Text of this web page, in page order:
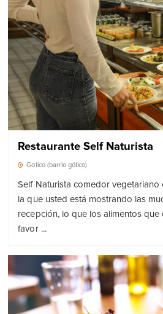
Restaurante Self Naturista
Gotico (barrio gótico)
Self Naturista comedor vegetariano
la que usted está mostrando las
recepción, lo que los alimentos que
favor ...